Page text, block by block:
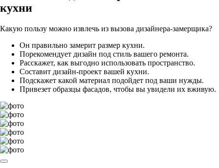
кухни
Какую пользу можно извлечь из вызова дизайнера-замерщика?
Он правильно замерит размер кухни.
Порекомендует дизайн под стиль вашего ремонта.
Расскажет, как выгодно использовать пространство.
Составит дизайн-проект вашей кухни.
Подскажет какой материал подойдет под ваши нужды.
Привезет образцы фасадов, чтобы вы увидели их вживую.